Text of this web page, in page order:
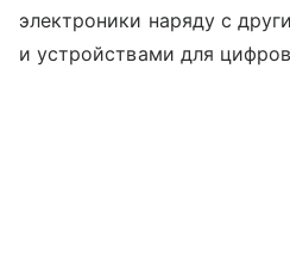
электроники наряду с
и устройствами для